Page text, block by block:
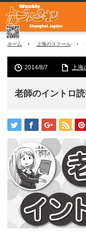
ホーム 上海のスクール
2014/8/7 上海
老師のイントロ